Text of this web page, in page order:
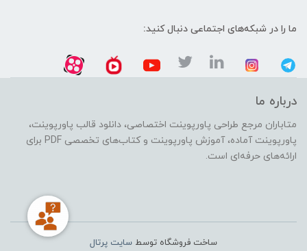
ما را در شبکه‌های اجتماعی دنبال کنید:
درباره ما
متاباران مرجع طراحی پاورپوینت اختصاصی، دانلود قالب پاورپوینت،
پاورپوینت آماده، آموزش پاورپوینت و کتاب‌های تخصصی PDF برای
ارائه‌های حرفه‌ای است.
ساخت فروشگاه توسط سایت پرتال